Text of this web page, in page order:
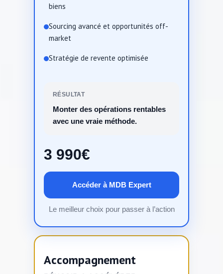
biens
Sourcing avancé et opportunités off-
market
Stratégie de revente optimisée
RÉSULTAT
Monter des opérations rentables
avec une vraie méthode.
3 990€
Accéder à MDB Expert
Le meilleur choix pour passer à l’action
Accompagnement